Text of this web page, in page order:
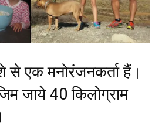
एक मनोरंजनकर्ता हैं।
जाये 40 किलोग्राम